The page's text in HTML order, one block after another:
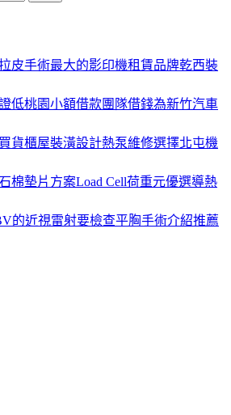
皮手術最大的影印機租賃品牌乾西裝
低桃園小額借款團隊借錢為新竹汽車
貨櫃屋裝潢設計熱泵維修選擇北屯機
棉墊片方案Load Cell荷重元優選導熱
的近視雷射要檢查平胸手術介紹推薦